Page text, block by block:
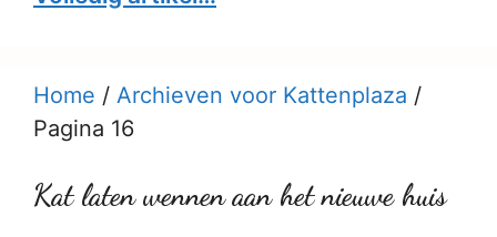
Home / Archieven voor Kattenplaza /
Pagina 16
Kat laten wennen aan het nieuwe huis